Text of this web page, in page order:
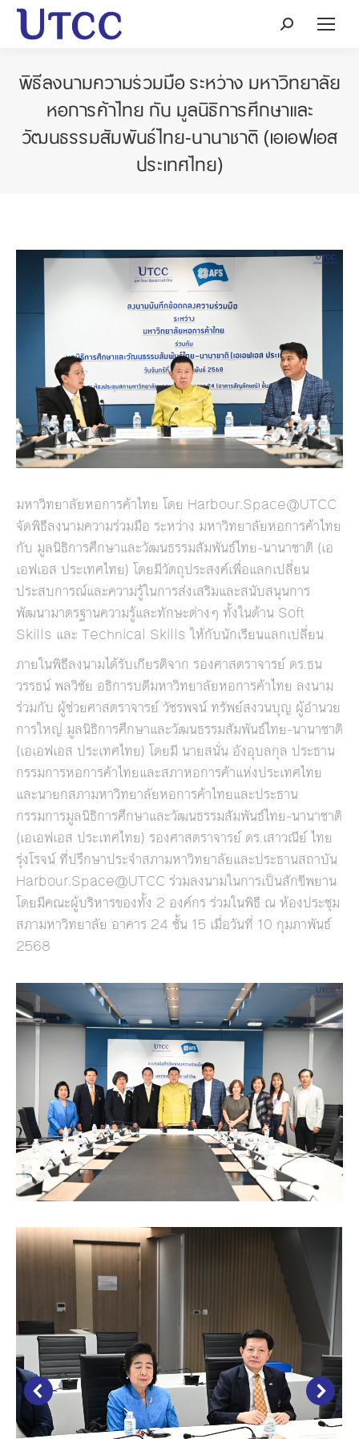
Search:
พิธีลงนามความร่วมมือ ระหว่าง มหาวิทยาลัย
หอการค้าไทย กับ มูลนิธิการศึกษาและ
วัฒนธรรมสัมพันธ์ไทย-นานาชาติ (เอเอฟเอส
ประเทศไทย)
มหาวิทยาลัยหอการค้าไทย โดย Harbour.Space@UTCC
จัดพิธีลงนามความร่วมมือ ระหว่าง มหาวิทยาลัยหอการค้าไทย
กับ มูลนิธิการศึกษาและวัฒนธรรมสัมพันธ์ไทย-นานาชาติ (เอ
เอฟเอส ประเทศไทย) โดยมีวัตถุประสงค์เพื่อแลกเปลี่ยน
ประสบการณ์และความรู้ในการส่งเสริมและสนับสนุนการ
พัฒนามาตรฐานความรู้และทักษะต่างๆ ทั้งในด้าน Soft
Skills และ Technical Skills ให้กับนักเรียนแลกเปลี่ยน
ภายในพิธีลงนามได้รับเกียรติจาก รองศาสตราจารย์ ดร.ธน
วรรธน์ พลวิชัย อธิการบดีมหาวิทยาลัยหอการค้าไทย ลงนาม
ร่วมกับ ผู้ช่วยศาสตราจารย์ วัชรพจน์ ทรัพย์สงวนบุญ ผู้อำนวย
การใหญ่ มูลนิธิการศึกษาและวัฒนธรรมสัมพันธ์ไทย-นานาชาติ
(เอเอฟเอส ประเทศไทย) โดยมี นายสนั่น อังอุบลกุล ประธาน
กรรมการหอการค้าไทยและสภาหอการค้าแห่งประเทศไทย
และนายกสภามหาวิทยาลัยหอการค้าไทยและประธาน
กรรมการมูลนิธิการศึกษาและวัฒนธรรมสัมพันธ์ไทย-นานาชาติ
(เอเอฟเอส ประเทศไทย) รองศาสตราจารย์ ดร.เสาวณีย์ ไทย
รุ่งโรจน์ ที่ปรึกษาประจำสภามหาวิทยาลัยและประธานสถาบัน
Harbour.Space@UTCC ร่วมลงนามในการเป็นสักขีพยาน
โดยมีคณะผู้บริหารของทั้ง 2 องค์กร ร่วมในพิธี ณ ห้องประชุม
สภามหาวิทยาลัย อาคาร 24 ชั้น 15 เมื่อวันที่ 10 กุมภาพันธ์
2568